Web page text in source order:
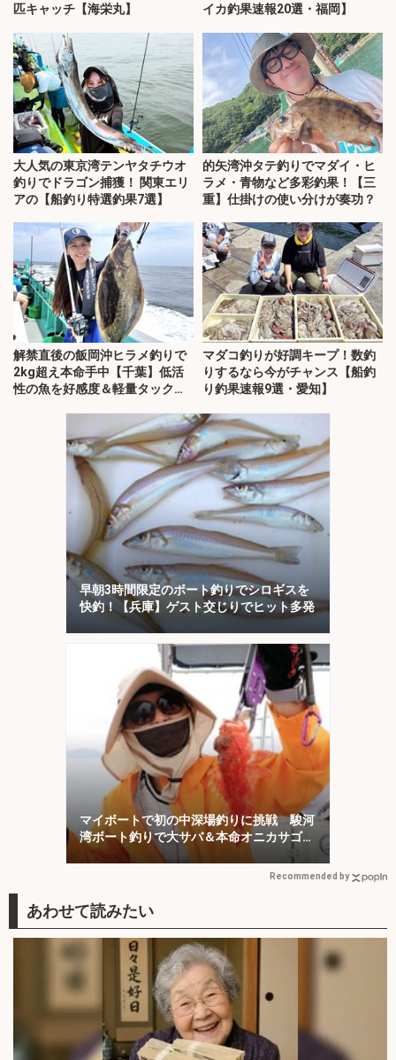
匹キャッチ【海栄丸】
イカ釣果速報20選・福岡】
大人気の東京湾テンヤタチウオ
釣りでドラゴン捕獲！ 関東エリ
アの【船釣り特選釣果7選】
的矢湾沖タテ釣りでマダイ・ヒ
ラメ・青物など多彩釣果！【三
重】仕掛けの使い分けが奏功？
解禁直後の飯岡沖ヒラメ釣りで
2kg超え本命手中【千葉】低活
性の魚を好感度＆軽量タックル
マダコ釣りが好調キープ！数釣
りするなら今がチャンス【船釣
り釣果速報9選・愛知】
早朝3時間限定のボート釣りでシロギスを
快釣！【兵庫】ゲスト交じりでヒット多発
マイボートで初の中深場釣りに挑戦 駿河
湾ボート釣りで大サバ＆本命オニカサゴに
歓喜！
Recommended by